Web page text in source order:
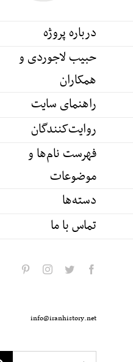
درباره پروژه
حبیب لاجوردی و
همکاران
راهنمای سایت
روایت‌کنندگان
فهرست نام‌ها و
موضوعات
دسته‌ها
تماس با ما
facebook
twitter
instagram
info@iranhistory.net